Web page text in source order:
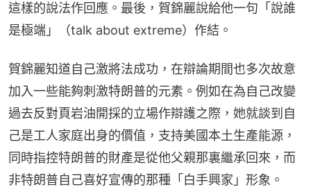
這樣的說法作回應。最後，賀錦麗說給他一句「說誰
是極端」（talk about extreme）作結。
賀錦麗知道自己激將法成功，在辯論期間也多次故意
加入一些能夠刺激特朗普的元素。例如在為自己改變
過去反對頁岩油開採的立場作辯護之際，她就談到自
己是工人家庭出身的價值，支持美國本土生產能源，
同時指控特朗普的財產是從他父親那裏繼承回來，而
非特朗普自己喜好宣傳的那種「白手興家」形象。